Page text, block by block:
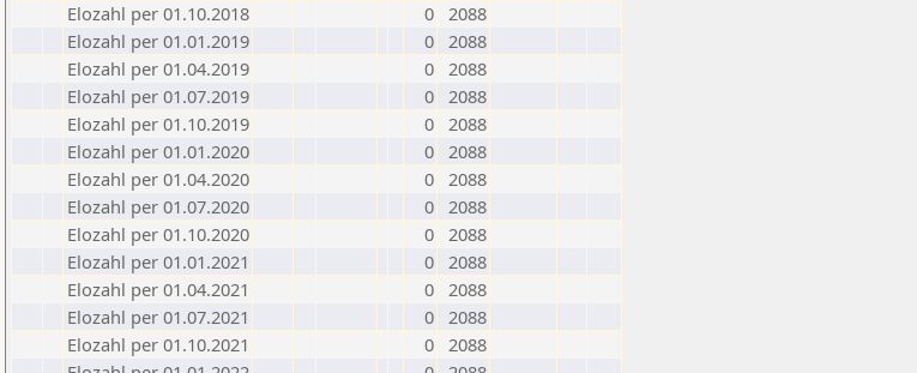
Elozahl per 01.10.2018
0 2088
Elozahl per 01.01.2019
0 2088
Elozahl per 01.04.2019
0 2088
Elozahl per 01.07.2019
0 2088
Elozahl per 01.10.2019
0 2088
Elozahl per 01.01.2020
0 2088
Elozahl per 01.04.2020
0 2088
Elozahl per 01.07.2020
0 2088
Elozahl per 01.10.2020
0 2088
Elozahl per 01.01.2021
0 2088
Elozahl per 01.04.2021
0 2088
Elozahl per 01.07.2021
0 2088
Elozahl per 01.10.2021
0 2088